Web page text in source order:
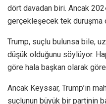
dört davadan biri. Ancak
gerçekleşecek tek duruşma
Trump, suçlu bulunsa bile,
düşük olduğunu söylüyor.
göre hala başkan olarak
Ancak Keyssar, Trump’ın
suçlunun büyük bir partinin